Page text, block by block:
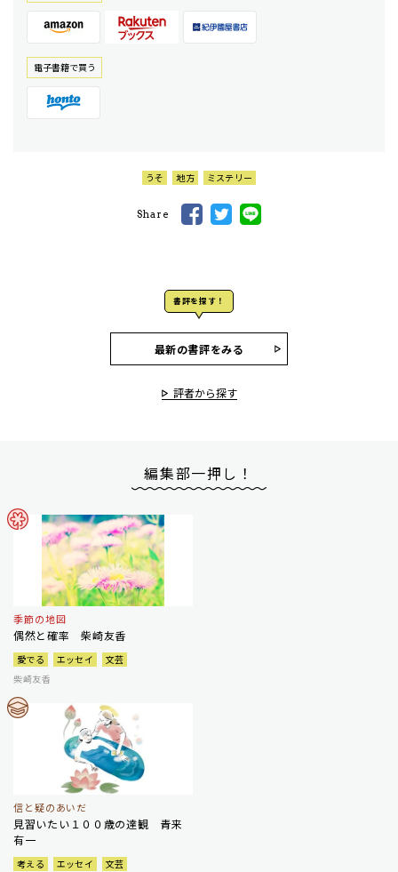
電⼦書籍で買う
うそ 地方 ミステリー
Share
書評を探す！
最新の書評をみる
評者から探す
編集部一押し！
季節の地図
偶然と確率 柴崎友香
愛でる エッセイ
文芸
柴崎友香
信と疑のあいだ
見習いたい１００歳の達観 青来
有一
考える エッセイ
文芸